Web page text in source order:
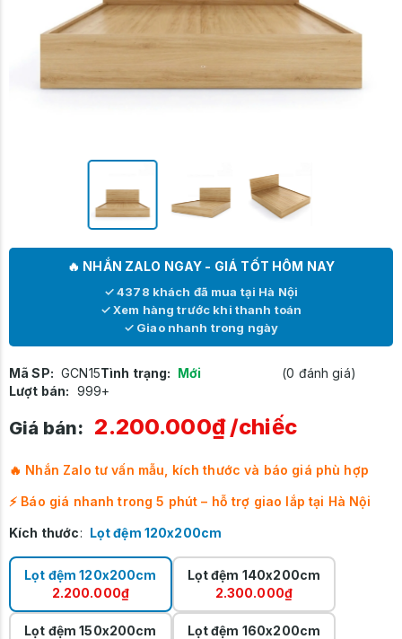
🔥 NHẮN ZALO NGAY - GIÁ TỐT HÔM NAY
✓ 4378 khách đã mua tại Hà Nội
✓ Xem hàng trước khi thanh toán
✓ Giao nhanh trong ngày
Mã SP: GCN15Tình trạng: Mới
(0 đánh giá)
Lượt bán: 999+
Giá bán: 2.200.000₫/chiếc
🔥 Nhắn Zalo tư vấn mẫu, kích thước và báo giá phù hợp
⚡ Báo giá nhanh trong 5 phút – hỗ trợ giao lắp tại Hà Nội
Kích thước: Lọt đệm 120x200cm
Lọt đệm 120x200cm
2.200.000₫
Lọt đệm 140x200cm
2.300.000₫
Lọt đệm 150x200cm
Lọt đệm 160x200cm